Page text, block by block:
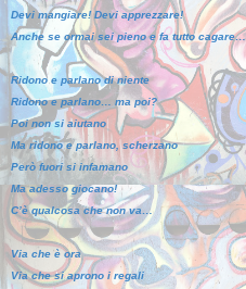
Devi mangiare! Devi apprezzare!
Anche se ormai sei pieno e fa tutto cagare…
Ridono e parlano di niente
Ridono e parlano… ma poi?
Poi non si aiutano
Ma ridono e parlano, scherzano
Però fuori si infamano
Ma adesso giocano!
C’è qualcosa che non va…
Via che è ora
Via che si aprono i regali